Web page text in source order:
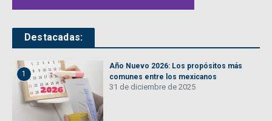
Destacadas:
1
Año Nuevo 2026: Los propósitos más
comunes entre los mexicanos
31 de diciembre de 2025